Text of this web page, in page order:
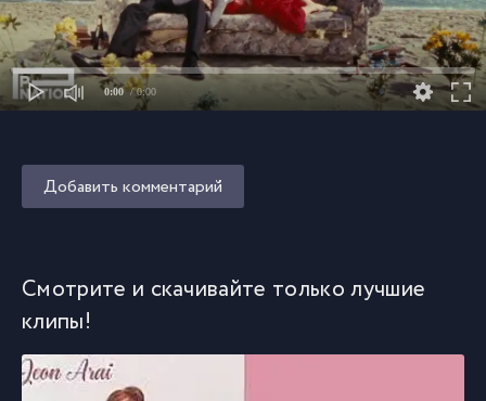
0:00 / 0:00
Добавить комментарий
Смотрите и скачивайте только лучшие
клипы!